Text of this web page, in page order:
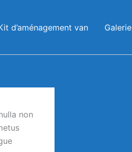
d’aménagement van Galerie
non